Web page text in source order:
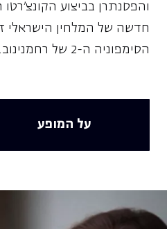
והפסנתרן בביצוע
חדשה של המלחין הישראלי
הסימפוניה ה-2 של רחמנינוב.
על המופע